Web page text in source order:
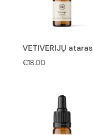
VETIVERIJŲ ataras
€18.00